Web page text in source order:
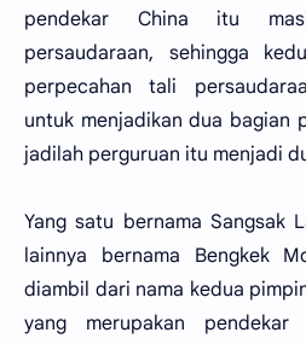
pendekar China itu
persaudaraan, sehingga
perpecahan tali
untuk menjadikan dua bagian
jadilah perguruan itu menjadi
Yang satu bernama Sangsak
lainnya bernama Bengkek
diambil dari nama kedua
yang merupakan